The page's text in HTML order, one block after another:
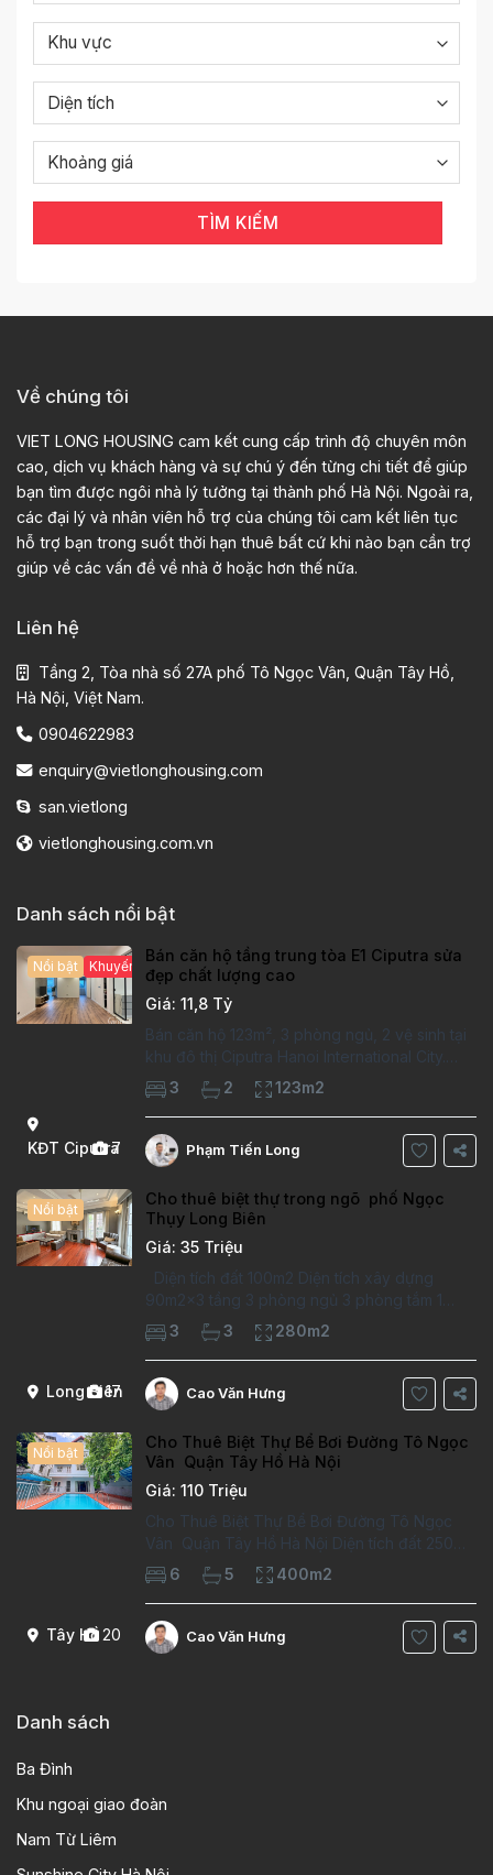
TÌM KIẾM
Về chúng tôi
VIET LONG HOUSING cam kết cung cấp trình độ chuyên môn
cao, dịch vụ khách hàng và sự chú ý đến từng chi tiết để giúp
bạn tìm được ngôi nhà lý tưởng tại thành phố Hà Nội. Ngoài ra,
các đại lý và nhân viên hỗ trợ của chúng tôi cam kết liên tục
hỗ trợ bạn trong suốt thời hạn thuê bất cứ khi nào bạn cần trợ
giúp về các vấn đề về nhà ở hoặc hơn thế nữa.
Liên hệ
Tầng 2, Tòa nhà số 27A phố Tô Ngọc Vân, Quận Tây Hồ,
Hà Nội, Việt Nam.
0904622983
enquiry@vietlonghousing.com
san.vietlong
vietlonghousing.com.vn
Danh sách nổi bật
KĐT Ciputra
7
Nổi bật Khuyến mại hấp dẫn
Bán căn hộ tầng trung tòa E1 Ciputra sửa
đẹp chất lượng cao
Giá: 11,8 Tỷ
Bán căn hộ 123m², 3 phòng ngủ, 2 vệ sinh tại
khu đô thị Ciputra Hanoi International City.
Căn hộ đã sửa mới kỹ, chất lượng cao, sàn
gỗ, bếp hiện đại, không gian thoáng sáng.
Thông tin căn hộ: Diện tích:
3 2 123m2
Phạm Tiến Long
Long Biên
17
Nổi bật
Cho thuê biệt thự trong ngõ phố Ngọc
Thụy Long Biên
Giá: 35 Triệu
Diện tích đất 100m2 Diện tích xây dựng
90m2x3 tầng 3 phòng ngủ 3 phòng tắm 1
phòng làm việc Vị trí ý tưởng 10 phút đi bộ tới
trường việt pháp Ngôi nhà được thiết kế theo
kiểu phát cổ,trong khu dân
3 3 280m2
Cao Văn Hưng
Tây Hồ20
Nổi bật
Cho Thuê Biệt Thự Bể Bơi Đường Tô Ngọc
Vân Quận Tây Hồ Hà Nội
Giá: 110 Triệu
Cho Thuê Biệt Thự Bể Bơi Đường Tô Ngọc
Vân Quận Tây Hồ Hà Nội Diện tích đất 250m2
Diện tích xây dựng 100m2 Xây 4 tầng, 6
phòng ngủ 5 phòng tắm Tầng 1, , phòng
khách , phòng bếp-1wc Tầng 2, 2 phòng
6 5 400m2
Cao Văn Hưng
Danh sách
Ba Đình
Khu ngoại giao đoàn
Nam Từ Liêm